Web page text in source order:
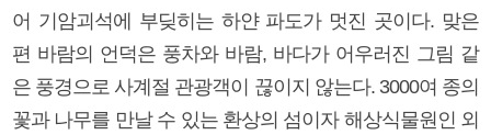
어 기암괴석에 부딪히는 하얀 파도가 멋진 곳이다. 맞은
편 바람의 언덕은 풍차와 바람, 바다가 어우러진 그림 같
은 풍경으로 사계절 관광객이 끊이지 않는다. 3000여 종의
꽃과 나무를 만날 수 있는 환상의 섬이자 해상식물원인 외